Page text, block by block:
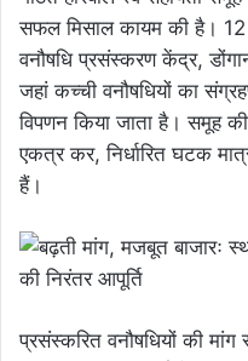
सफल मिसाल कायम की है।
वनौषधि प्रसंस्करण केंद्र,
जहां कच्ची वनौषधियों का
विपणन किया जाता है। समूह
एकत्र कर, निर्धारित घटक
हैं।
प्रसंस्करित वनौषधियों की